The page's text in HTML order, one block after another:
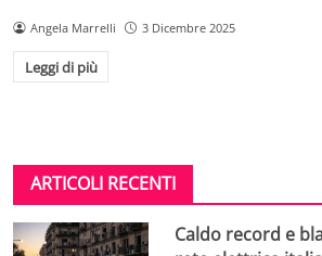
Angela Marrelli 3 Dicembre 2025
Leggi di più
ARTICOLI RECENTI
Caldo record e